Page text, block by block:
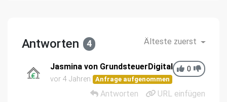
Antworten 4 Älteste zuerst
0
Jasmina von GrundsteuerDigital
vor 4 Jahren Anfrage aufgenommen
Antworten URL einfügen